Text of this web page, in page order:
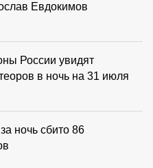
Евдокимов
России увидят
в ночь на 31 июля
ночь сбито 86